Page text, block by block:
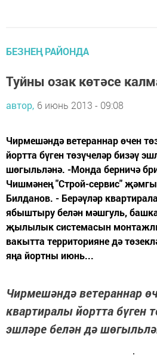
БЕЗНЕҢ РАЙОНДА
Туйны озак көтәсе
автор, 6 июнь 2013 - 09:08
Чирмешәндә ветераннар өчен
йортта бүген төзүчеләр бизәү
шөгыльләнә. -Монда берничә
Чишмәнең "Строй-сервис"
Билданов. - Берәүләр
ябыштыру белән мәшгуль,
җылылык системасын
вакытта территорияне дә
яңа йортны июнь...
Чирмешәндә ветераннар
квартиралы йортта бүген
эшләре белән дә